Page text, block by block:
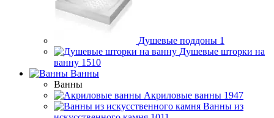
Душевые поддоны 1
Душевые шторки на
ванну 1510
Ванны
Ванны
Акриловые ванны 1947
Ванны из